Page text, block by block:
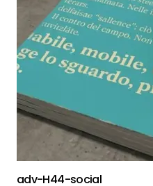
adv-H44-social